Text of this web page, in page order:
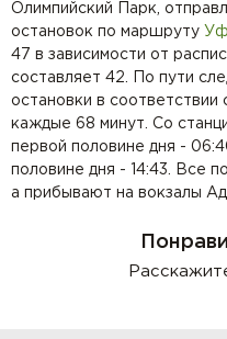
Олимпийский Парк,
остановок по маршруту
47 в зависимости от
составляет 42. По пути
остановки в соответствии
каждые 68 минут. Со
первой половине дня -
половине дня - 14:43. Все
а прибывают на вокзалы